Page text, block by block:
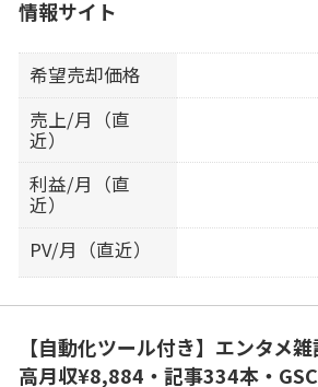
情報サイト
希望売却価格
売上/月（直
近）
利益/月（直
近）
PV/月（直近）
【自動化ツール付き】エンタメ
高月収¥8,884・記事334本・